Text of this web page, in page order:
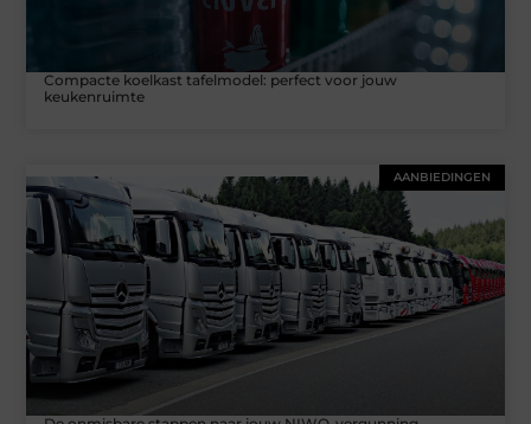
Compacte koelkast tafelmodel: perfect voor jouw
keukenruimte
AANBIEDINGEN